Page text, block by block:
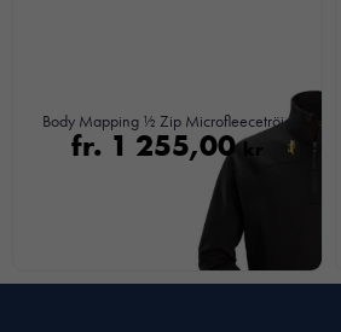
Body Mapping ½ Zip Microfleecetröja
fr. 1 255,00kr